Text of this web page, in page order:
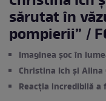
sărutat în
pompierii” /
Imaginea șoc în
Christina Ich și
Reacția incredibilă a